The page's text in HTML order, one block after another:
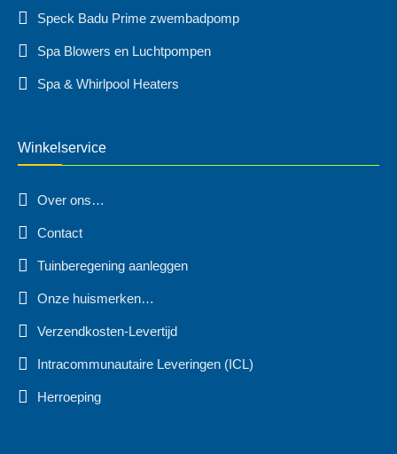
Speck Badu Prime zwembadpomp
Spa Blowers en Luchtpompen
Spa & Whirlpool Heaters
Winkelservice
Over ons…
Contact
Tuinberegening aanleggen
Onze huismerken…
Verzendkosten-Levertijd
Intracommunautaire Leveringen (ICL)
Herroeping